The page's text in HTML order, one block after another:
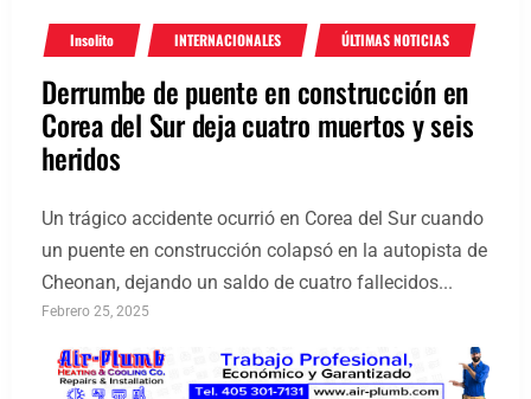
Insolito INTERNACIONALES ÚLTIMAS NOTICIAS
Derrumbe de puente en construcción en
Corea del Sur deja cuatro muertos y seis
heridos
Un trágico accidente ocurrió en Corea del Sur cuando
un puente en construcción colapsó en la autopista de
Cheonan, dejando un saldo de cuatro fallecidos...
Febrero 25, 2025